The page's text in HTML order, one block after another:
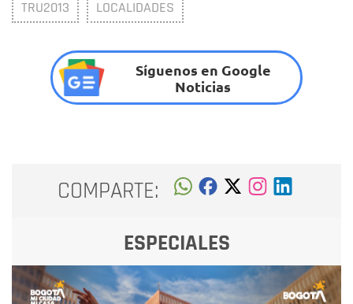
TRU2013 LOCALIDADES
Síguenos en Google
Noticias
COMPARTE:
ESPECIALES